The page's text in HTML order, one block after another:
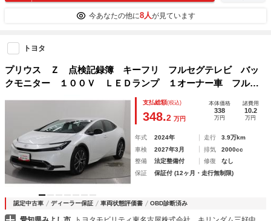
今あなたの他に8人が見ています
トヨタ
プリウス Ｚ 点検記録簿 キーフリ フルセグテレビ バッ
クモニター １００Ｖ ＬＥＤランプ １オーナー車 フルオ
ートエアコン Ｐシート エアバック 盗難防止システム 横
支払総額(税込)
348.2 万円
本体価格
338
万円
諸費用
10.2
万円
年式 2024年 走行
3.9万km
車検
2027年3月 排気
2000cc
整備
法定整備付 修復
なし
保証
保証付 (12ヶ月・走行無制限)
認定中古車 ディーラー保証 車両状態評価書 OBD診断済み